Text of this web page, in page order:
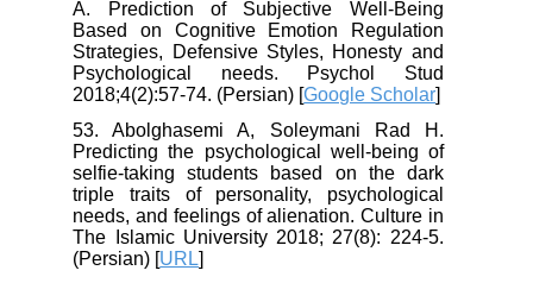
A. Prediction of Subjective Well-Being
Based on Cognitive Emotion Regulation
Strategies, Defensive Styles, Honesty and
Psychological needs. Psychol Stud
2018;4(2):57-74. (Persian) [Google Scholar
53. Abolghasemi A, Soleymani Rad H.
Predicting the psychological well-being of
selfie-taking students based on the dark
triple traits of personality, psychological
needs, and feelings of alienation. Culture in
The Islamic University 2018; 27(8): 224-5.
(Persian) [URL